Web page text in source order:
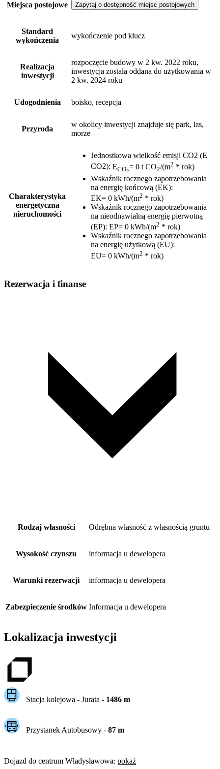
Miejsca postojowe Zapytaj o dostępność miejsc postojowych
Standard
wykończenia
wykończenie pod klucz
Realizacja
inwestycji
rozpoczęcie budowy w 2 kw. 2022 roku,
inwestycja została oddana do użytkowania w
2 kw. 2024 roku
Udogodnienia boisko, recepcja
Przyroda
w okolicy inwestycji znajduje się park, las,
morze
Charakterystyka
energetyczna
nieruchomości
Jednostkowa wielkość emisji CO2 (E
CO2): ECO2
= 0 t CO2/(m2 * rok)
Wskaźnik rocznego zapotrzebowania
na energię końcową (EK):
EK= 0 kWh/(m2 * rok)
Wskaźnik rocznego zapotrzebowania
na nieodnawialną energię pierwotną
(EP): EP= 0 kWh/(m2 * rok)
Wskaźnik rocznego zapotrzebowania
na energię użytkową (EU):
EU= 0 kWh/(m2 * rok)
Rezerwacja i finanse
Rodzaj własności Odrębna własność z własnością gruntu
Wysokość czynszu informacja u dewelopera
Warunki rezerwacji informacja u dewelopera
Zabezpieczenie środków Informacja u dewelopera
Lokalizacja inwestycji
Stacja kolejowa - Jurata - 1486m
Przystanek Autobusowy - 87m
Dojazd do centrum Władysławowa: pokaż